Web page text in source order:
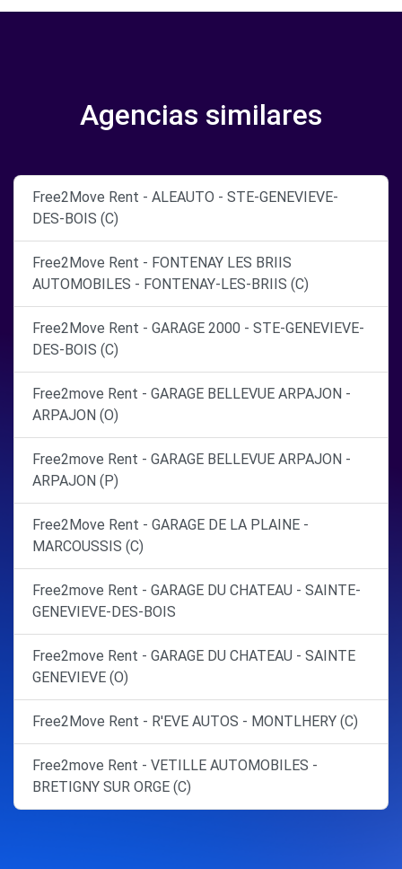
Agencias similares
Free2Move Rent - ALEAUTO - STE-GENEVIEVE-
DES-BOIS (C)
Free2Move Rent - FONTENAY LES BRIIS
AUTOMOBILES - FONTENAY-LES-BRIIS (C)
Free2Move Rent - GARAGE 2000 - STE-GENEVIEVE-
DES-BOIS (C)
Free2move Rent - GARAGE BELLEVUE ARPAJON -
ARPAJON (O)
Free2move Rent - GARAGE BELLEVUE ARPAJON -
ARPAJON (P)
Free2Move Rent - GARAGE DE LA PLAINE -
MARCOUSSIS (C)
Free2move Rent - GARAGE DU CHATEAU - SAINTE-
GENEVIEVE-DES-BOIS
Free2move Rent - GARAGE DU CHATEAU - SAINTE
GENEVIEVE (O)
Free2Move Rent - R'EVE AUTOS - MONTLHERY (C)
Free2move Rent - VETILLE AUTOMOBILES -
BRETIGNY SUR ORGE (C)